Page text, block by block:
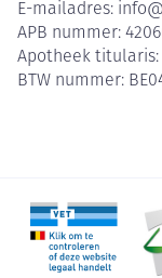
E-mailadres: info@
APB nummer:
Apotheek titularis:
BTW nummer: